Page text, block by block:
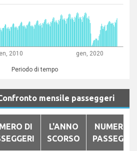
2010 gen, 2020
Periodo di tempo
mensile passeggeri
DI
L'ANNO
SCORSO
NUMERO